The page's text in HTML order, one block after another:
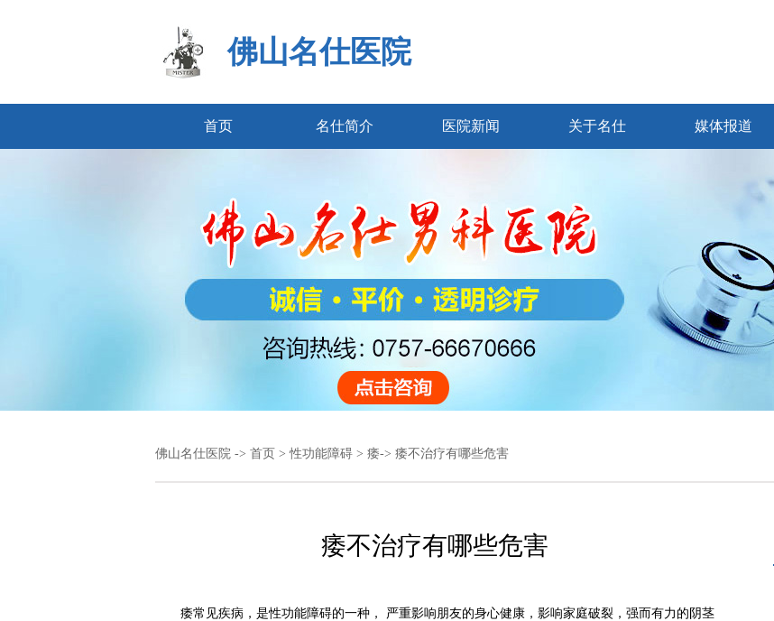
佛山名仕医院
首页 名仕简介 医院新闻 关于名仕 媒体报道
佛山名仕医院 -> 首页 >性功能障碍 > 痿-> 痿不治疗有哪些危害
痿不治疗有哪些危害
痿常见疾病，是性功能障碍的一种， 严重影响朋友的身心健康，影响家庭破裂，强而有力的阴茎